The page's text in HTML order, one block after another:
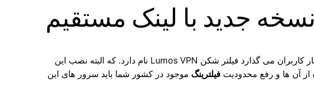
در اختیار کاربران می‌ گذارد فیلتر شکن Lumos VPN نام دارد. که البته نصب این
از آن ها و رفع محدودیت فیلترینگ موجود در کشور شما باید سرور های این